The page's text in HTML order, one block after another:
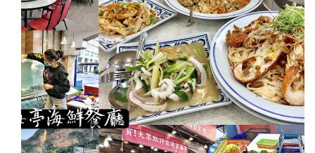
薦
手
作
創
意
料
理，
有
園
飯
店